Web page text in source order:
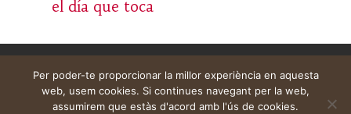
el día que toca
Per poder-te proporcionar la millor experiència en aquesta
web, usem cookies. Si continues navegant per la web,
assumirem que estàs d'acord amb l'ús de cookies.